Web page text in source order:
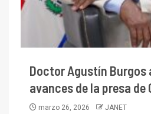
Doctor Agustín Burgos
avances de la presa de
marzo 26, 2026 JANET